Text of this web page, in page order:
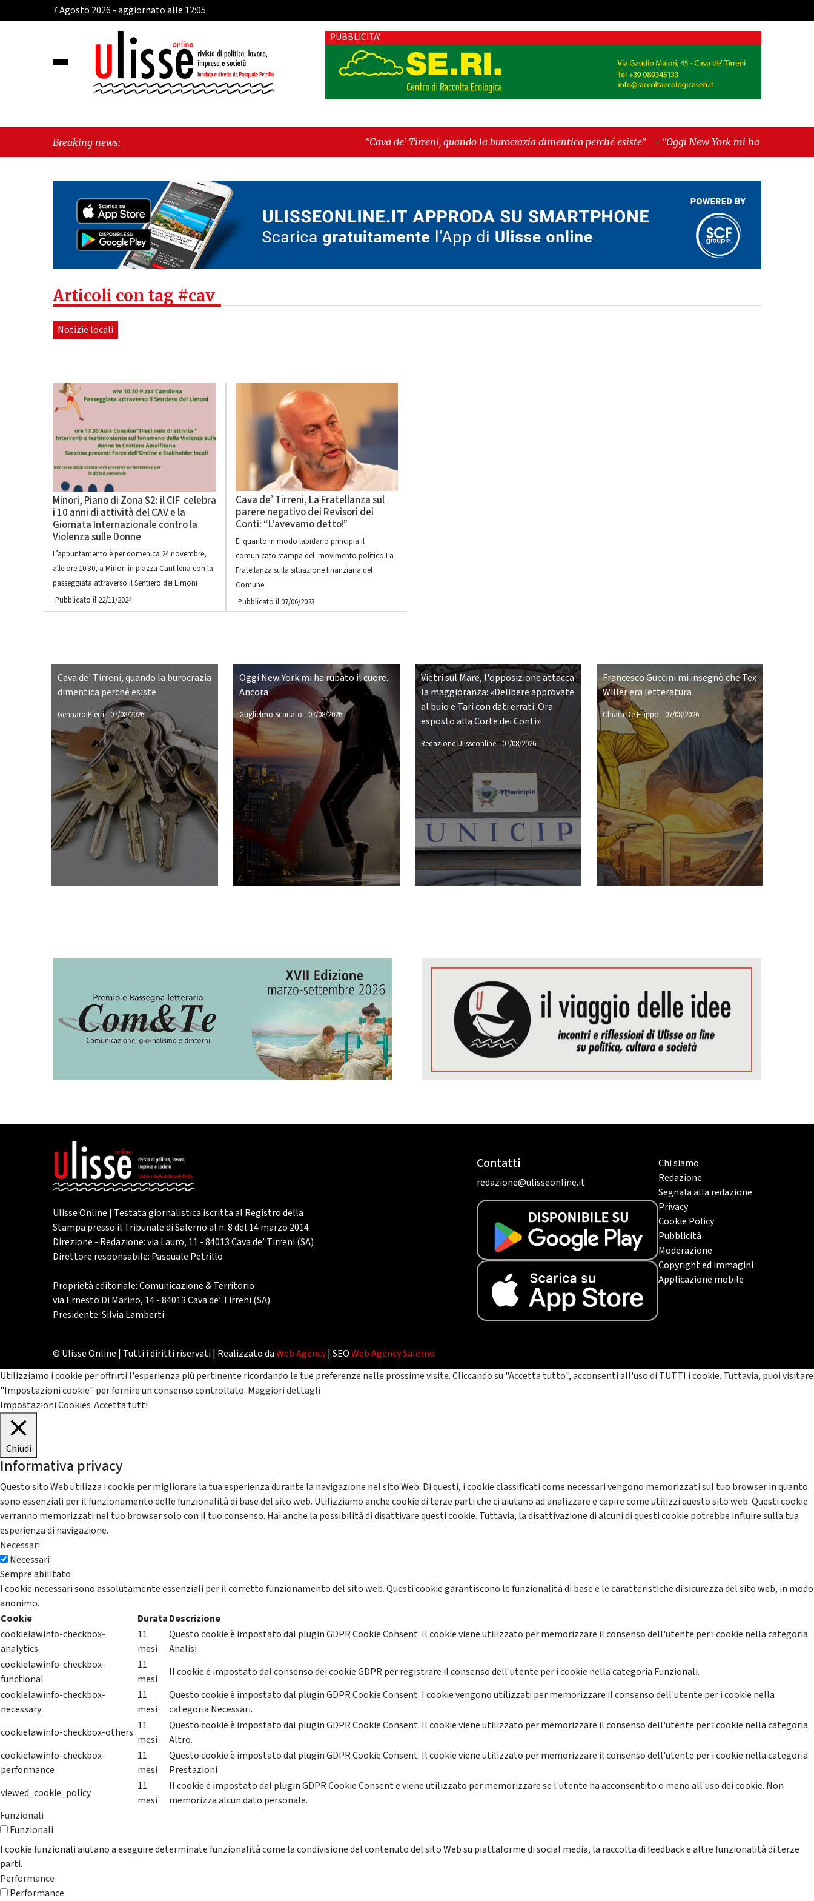
7 Agosto 2026 - aggiornato alle 12:05
PUBBLICITA'
Breaking news: "Cava de' Tirreni, quando la burocrazia dimentica perché esiste" -"Oggi New York mi ha rubato il cuore.
Ancora"
Articoli con tag #cav
Notizie locali
Minori, Piano di Zona S2: il CIF celebra
i 10 anni di attività del CAV e la
Giornata Internazionale contro la
Violenza sulle Donne
L’appuntamento è per domenica 24 novembre,
alle ore 10.30, a Minori in piazza Cantilena con la
passeggiata attraverso il Sentiero dei Limoni
Pubblicato il 22/11/2024
Cava de’ Tirreni, La Fratellanza sul
parere negativo dei Revisori dei
Conti: “L’avevamo detto!”
E' quanto in modo lapidario principia il
comunicato stampa del movimento politico La
Fratellanza sulla situazione finanziaria del
Comune.
Pubblicato il 07/06/2023
Cava de' Tirreni, quando la burocrazia
dimentica perché esiste
Gennaro Pierri- 07/08/2026
Oggi New York mi ha rubato il cuore.
Ancora
Guglielmo Scarlato -07/08/2026
Vietri sul Mare, l'opposizione attacca
la maggioranza: «Delibere approvate
al buio e Tari con dati errati. Ora
esposto alla Corte dei Conti»
Redazione Ulisseonline-07/08/2026
Francesco Guccini mi insegnò che Tex
Willer era letteratura
Chiara De Filippo -07/08/2026
Ulisse Online | Testata giornalistica iscritta al Registro della
Stampa presso il Tribunale di Salerno al n. 8 del 14 marzo 2014
Direzione - Redazione: via Lauro, 11 - 84013 Cava de’ Tirreni (SA)
Direttore responsabile: Pasquale Petrillo
Proprietà editoriale: Comunicazione & Territorio
via Ernesto Di Marino, 14 - 84013 Cava de’ Tirreni (SA)
Presidente: Silvia Lamberti
Contatti
redazione@ulisseonline.it
Chi siamo
Redazione
Segnala alla redazione
Privacy
Cookie Policy
Pubblicità
Moderazione
Copyright ed immagini
Applicazione mobile
© Ulisse Online | Tutti i diritti riservati | Realizzato daWeb Agency| SEOWeb Agency Salerno
Utilizziamo i cookie per offrirti l'esperienza più pertinente ricordando le tue preferenze nelle prossime visite. Cliccando su "Accetta tutto", acconsenti all'uso di TUTTI i cookie. Tuttavia, puoi visitare
"Impostazioni cookie" per fornire un consenso controllato. Maggiori dettagli
Impostazioni Cookies Accetta tutti
Chiudi
Informativa privacy
Questo sito Web utilizza i cookie per migliorare la tua esperienza durante la navigazione nel sito Web. Di questi, i cookie classificati come necessari vengono memorizzati sul tuo browser in quanto
sono essenziali per il funzionamento delle funzionalità di base del sito web. Utilizziamo anche cookie di terze parti che ci aiutano ad analizzare e capire come utilizzi questo sito web. Questi cookie
verranno memorizzati nel tuo browser solo con il tuo consenso. Hai anche la possibilità di disattivare questi cookie. Tuttavia, la disattivazione di alcuni di questi cookie potrebbe influire sulla tua
esperienza di navigazione.
Necessari
Necessari
Sempre abilitato
I cookie necessari sono assolutamente essenziali per il corretto funzionamento del sito web. Questi cookie garantiscono le funzionalità di base e le caratteristiche di sicurezza del sito web, in modo
anonimo.
Cookie
DurataDescrizione
cookielawinfo-checkbox-
analytics
11
mesi
Questo cookie è impostato dal plugin GDPR Cookie Consent. Il cookie viene utilizzato per memorizzare il consenso dell'utente per i cookie nella categoria
Analisi
cookielawinfo-checkbox-
functional
11
mesi
Il cookie è impostato dal consenso dei cookie GDPR per registrare il consenso dell'utente per i cookie nella categoria Funzionali.
cookielawinfo-checkbox-
necessary
11
mesi
Questo cookie è impostato dal plugin GDPR Cookie Consent. I cookie vengono utilizzati per memorizzare il consenso dell'utente per i cookie nella
categoria Necessari.
cookielawinfo-checkbox-others
11
mesi
Questo cookie è impostato dal plugin GDPR Cookie Consent. Il cookie viene utilizzato per memorizzare il consenso dell'utente per i cookie nella categoria
Altro.
cookielawinfo-checkbox-
performance
11
mesi
Questo cookie è impostato dal plugin GDPR Cookie Consent. Il cookie viene utilizzato per memorizzare il consenso dell'utente per i cookie nella categoria
Prestazioni
viewed_cookie_policy
11
mesi
Il cookie è impostato dal plugin GDPR Cookie Consent e viene utilizzato per memorizzare se l'utente ha acconsentito o meno all'uso dei cookie. Non
memorizza alcun dato personale.
Funzionali
Funzionali
I cookie funzionali aiutano a eseguire determinate funzionalità come la condivisione del contenuto del sito Web su piattaforme di social media, la raccolta di feedback e altre funzionalità di terze
parti.
Performance
Performance